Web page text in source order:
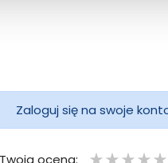
Zaloguj się na swoje
Twoja ocena: